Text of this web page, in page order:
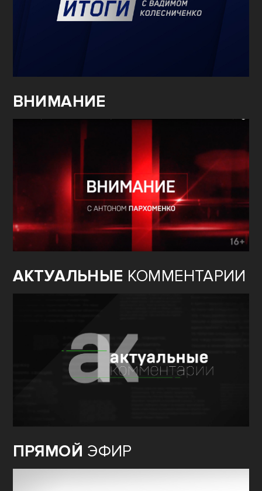
ВНИМАНИЕ
АКТУАЛЬНЫЕ КОММЕНТАРИИ
ПРЯМОЙ ЭФИР